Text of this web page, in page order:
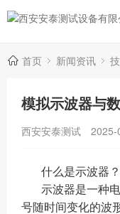
首页 新闻资讯
模拟示波器与
西安安泰测试 2025-
什么是示波器
示波器是一种
号随时间变化的波